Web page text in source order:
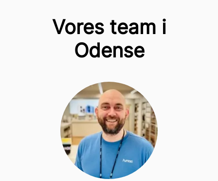
Vores team i
Odense